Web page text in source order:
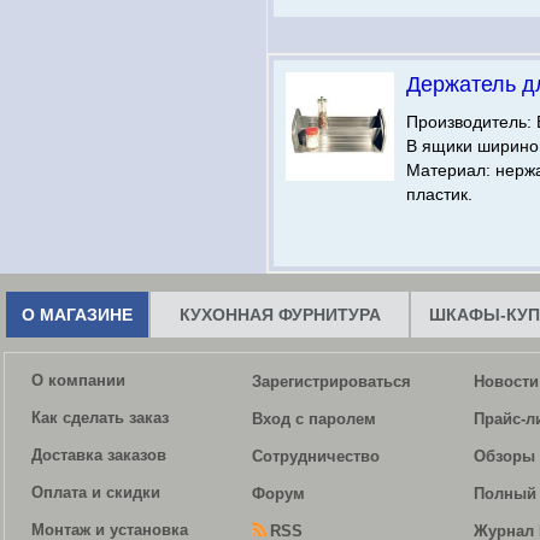
Держатель
Производитель:
В ящики
Материал:
пластик.
О МАГАЗИНЕ КУХОННАЯ ФУРНИТУРА ШКАФЫ-
О компании
Как сделать заказ
Доставка заказов
Оплата и скидки
Монтаж и установка
Зарегистрироваться
Вход с паролем
Сотрудничество
Форум
RSS
Новости
Прайс-
Обзоры
Полный
Журнал